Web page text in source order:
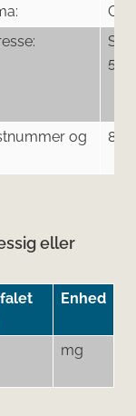
5 a
og
eller
Enhed
mg